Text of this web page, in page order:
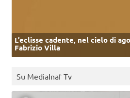
L’eclisse cadente, nel cielo di
Fabrizio Villa
Su MediaInaf Tv